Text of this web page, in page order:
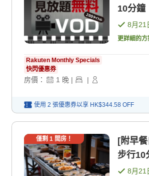
10分鐘
8月21
更詳細的方
Rakuten Monthly Specials
快閃優惠券
房價： 1 晚 | |
使用 2 張優惠券以享 HK$344.58 OFF
僅剩 1 間房！
[附早
步行10
8月21